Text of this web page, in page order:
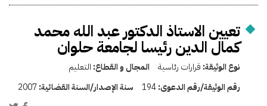
تعيين الاستاذ الدكتور عبد الله محمد
كمال الدين رئيسا لجامعة حلوان
نوع الوثيقة: قرارات رئاسية المجال و القطاع: التعليم
رقم الوثيقة/رقم الدعوى:194 سنة الإصدار/السنة القضائية:2007